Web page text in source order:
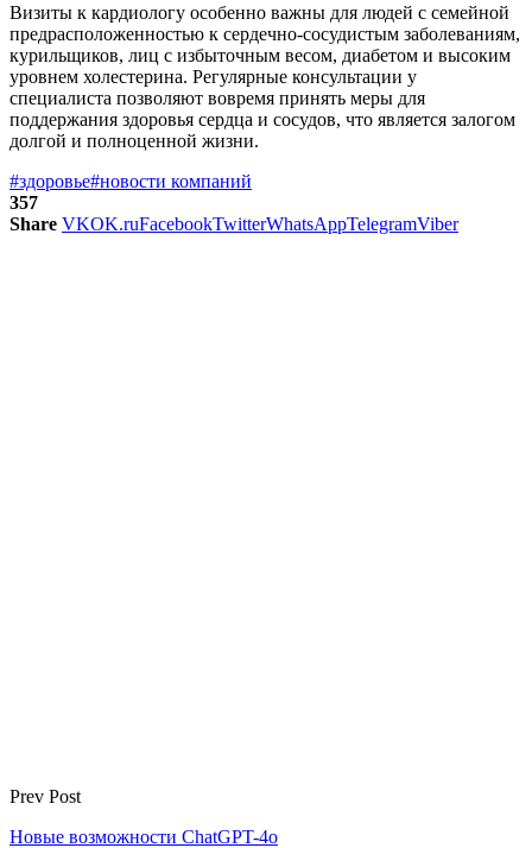
Визиты к кардиологу особенно важны для людей с семейной
предрасположенностью к сердечно-сосудистым заболеваниям,
курильщиков, лиц с избыточным весом, диабетом и высоким
уровнем холестерина. Регулярные консультации у
специалиста позволяют вовремя принять меры для
поддержания здоровья сердца и сосудов, что является залогом
долгой и полноценной жизни.
#здоровье#новости компаний
357
Share VKOK.ruFacebookTwitterWhatsAppTelegramViber
Prev Post
Новые возможности ChatGPT-4o